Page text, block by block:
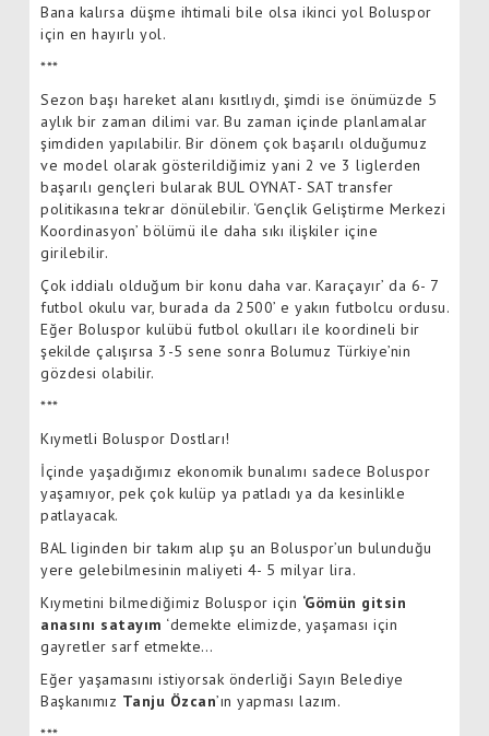
Bana kalırsa düşme ihtimali bile olsa ikinci yol Boluspor
için en hayırlı yol.
***
Sezon başı hareket alanı kısıtlıydı, şimdi ise önümüzde 5
aylık bir zaman dilimi var. Bu zaman içinde planlamalar
şimdiden yapılabilir. Bir dönem çok başarılı olduğumuz
ve model olarak gösterildiğimiz yani 2 ve 3 liglerden
başarılı gençleri bularak BUL OYNAT- SAT transfer
politikasına tekrar dönülebilir. ‘Gençlik Geliştirme Merkezi
Koordinasyon’ bölümü ile daha sıkı ilişkiler içine
girilebilir.
Çok iddialı olduğum bir konu daha var. Karaçayır’ da 6- 7
futbol okulu var, burada da 2500’ e yakın futbolcu ordusu.
Eğer Boluspor kulübü futbol okulları ile koordineli bir
şekilde çalışırsa 3-5 sene sonra Bolumuz Türkiye’nin
gözdesi olabilir.
***
Kıymetli Boluspor Dostları!
İçinde yaşadığımız ekonomik bunalımı sadece Boluspor
yaşamıyor, pek çok kulüp ya patladı ya da kesinlikle
patlayacak.
BAL liginden bir takım alıp şu an Boluspor’un bulunduğu
yere gelebilmesinin maliyeti 4- 5 milyar lira.
Kıymetini bilmediğimiz Boluspor için ‘Gömün gitsin
anasını satayım ‘demekte elimizde, yaşaması için
gayretler sarf etmekte…
Eğer yaşamasını istiyorsak önderliği Sayın Belediye
Başkanımız Tanju Özcan’ın yapması lazım.